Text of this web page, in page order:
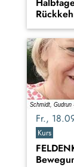
Fr.,
Kurs